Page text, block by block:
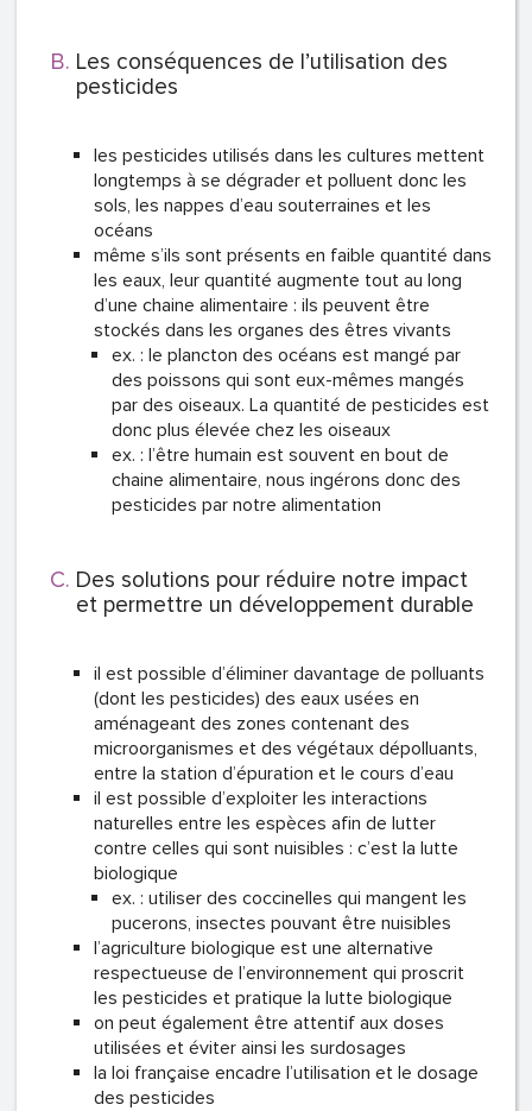
Les conséquences de l’utilisation des
pesticides
les pesticides utilisés dans les cultures mettent
longtemps à se dégrader et polluent donc les
sols, les nappes d’eau souterraines et les
océans
même s’ils sont présents en faible quantité dans
les eaux, leur quantité augmente tout au long
d’une chaine alimentaire : ils peuvent être
stockés dans les organes des êtres vivants
ex. : le plancton des océans est mangé par
des poissons qui sont eux-mêmes mangés
par des oiseaux. La quantité de pesticides est
donc plus élevée chez les oiseaux
ex. : l’être humain est souvent en bout de
chaine alimentaire, nous ingérons donc des
pesticides par notre alimentation
Des solutions pour réduire notre impact
et permettre un développement durable
il est possible d’éliminer davantage de polluants
(dont les pesticides) des eaux usées en
aménageant des zones contenant des
microorganismes et des végétaux dépolluants,
entre la station d’épuration et le cours d’eau
il est possible d’exploiter les interactions
naturelles entre les espèces afin de lutter
contre celles qui sont nuisibles : c’est la lutte
biologique
ex. : utiliser des coccinelles qui mangent les
pucerons, insectes pouvant être nuisibles
l’agriculture biologique est une alternative
respectueuse de l’environnement qui proscrit
les pesticides et pratique la lutte biologique
on peut également être attentif aux doses
utilisées et éviter ainsi les surdosages
la loi française encadre l’utilisation et le dosage
des pesticides